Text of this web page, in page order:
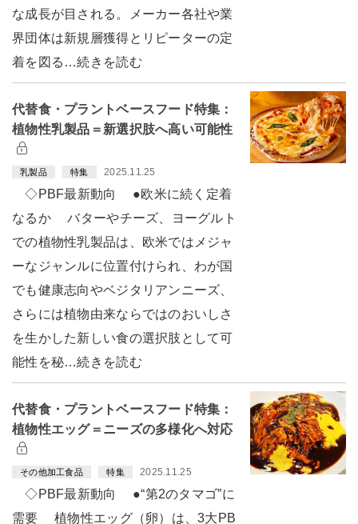
な成長が目される。メーカー各社や業
界団体は新規層獲得とリピーターの定
着を図る…続きを読む
代替食・プラントベースフード特集：
植物性乳製品＝新選択肢へ高い可能性
乳製品 特集 2025.11.25
◇PBF最新動向 ●欧米に続く定着
なるか バターやチーズ、ヨーグルト
での植物性乳製品は、欧米ではメジャ
ーなジャンルに位置付けられ、わが国
でも健康志向やベジタリアンニーズ、
さらには植物由来ならではのおいしさ
を生かした新しい食の選択肢として可
能性を秘…続きを読む
代替食・プラントベースフード特集：
植物性エッグ＝ニーズの多様化へ対応
その他加工食品 特集 2025.11.25
◇PBF最新動向 ●“第2のタマゴ”に
需要 植物性エッグ（卵）は、3大PB